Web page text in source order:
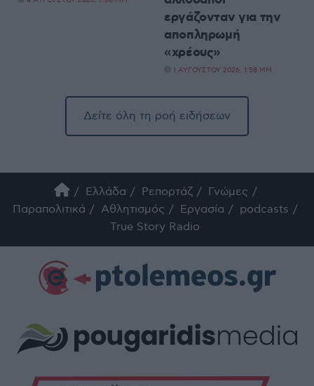
εργάζονταν για την
αποπληρωμή
«χρέους»
1 ΑΥΓΟΎΣΤΟΥ 2026, 1:58 ΜΜ
Δείτε όλη τη ροή ειδήσεων
Ελλάδα Ρεπορτάζ
Γνώμες
Παραπολιτικά
Αθλητισμός Εργασία
podcasts
True Story Radio